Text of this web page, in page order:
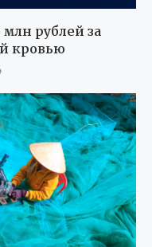
млн рублей за
кровью